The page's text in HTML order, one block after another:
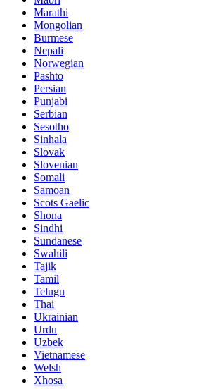
Marathi
Mongolian
Burmese
Nepali
Norwegian
Pashto
Persian
Punjabi
Serbian
Sesotho
Sinhala
Slovak
Slovenian
Somali
Samoan
Scots Gaelic
Shona
Sindhi
Sundanese
Swahili
Tajik
Tamil
Telugu
Thai
Ukrainian
Urdu
Uzbek
Vietnamese
Welsh
Xhosa